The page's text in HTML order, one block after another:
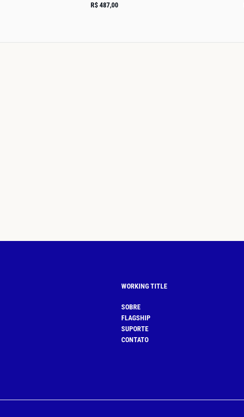
R$ 487,00
WORKING TITLE
SOBRE
FLAGSHIP
SUPORTE
CONTATO